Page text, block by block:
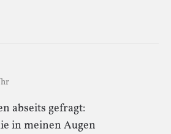
abseits gefragt:
in meinen Augen